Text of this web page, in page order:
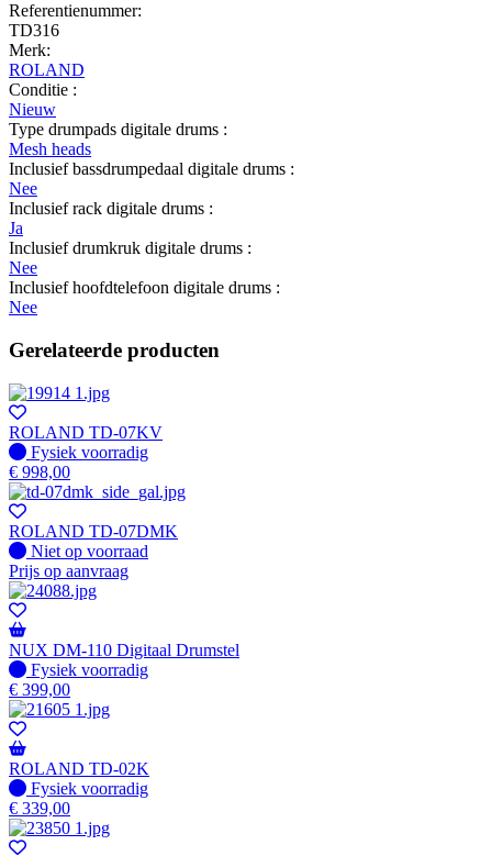
Referentienummer:
TD316
Merk:
ROLAND
Conditie :
Nieuw
Type drumpads digitale drums :
Mesh heads
Inclusief bassdrumpedaal digitale drums :
Nee
Inclusief rack digitale drums :
Ja
Inclusief drumkruk digitale drums :
Nee
Inclusief hoofdtelefoon digitale drums :
Nee
Gerelateerde producten
ROLAND TD-07KV
Fysiek voorradig
Fysiek voorradig
€ 998,00
ROLAND TD-07DMK
Fysiek voorradig
Niet op voorraad
Prijs op aanvraag
NUX DM-110 Digitaal Drumstel
Fysiek voorradig
Fysiek voorradig
€ 399,00
ROLAND TD-02K
Fysiek voorradig
Fysiek voorradig
€ 339,00